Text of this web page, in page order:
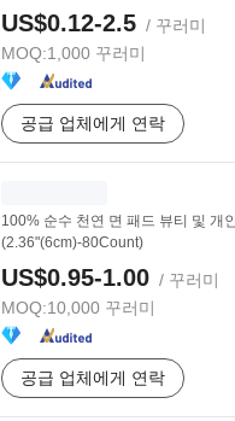
US$0.12-2.5 / 꾸러미
MOQ:1,000 꾸러미
공급 업체에게 연락
100% 순수 천연 면 패드 뷰티 및 개
(2.36"(6cm)-80Count)
US$0.95-1.00 / 꾸러미
MOQ:10,000 꾸러미
공급 업체에게 연락